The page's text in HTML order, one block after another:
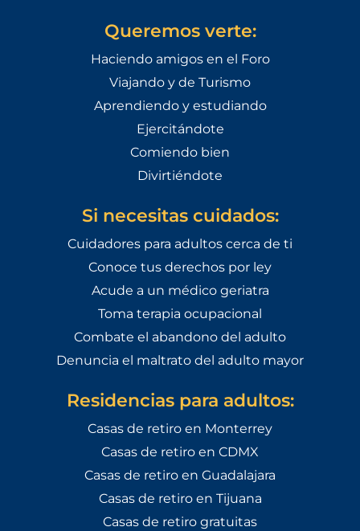
Queremos verte:
Haciendo amigos en el Foro
Viajando y de Turismo
Aprendiendo y estudiando
Ejercitándote
Comiendo bien
Divirtiéndote
Si necesitas cuidados:
Cuidadores para adultos cerca de ti
Conoce tus derechos por ley
Acude a un médico geriatra
Toma terapia ocupacional
Combate el abandono del adulto
Denuncia el maltrato del adulto mayor
Residencias para adultos:
Casas de retiro en Monterrey
Casas de retiro en CDMX
Casas de retiro en Guadalajara
Casas de retiro en Tijuana
Casas de retiro gratuitas